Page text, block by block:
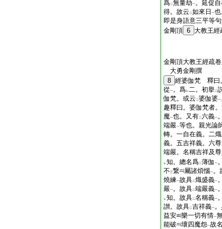
爲二無量劫一。延促
得。故云 二如來日 一
即是身語意三平等
金剛頂 6 大教王經
金剛頂大教王經疏
大勇金剛撰
8 經婆伽梵 釋曰
從一。爲レ二。初擧二
伽梵。或云 二婆伽婆一
趣釋曰。婆伽梵者
魔一也。又有二六義一
端嚴一等也。親光論
轉。一自在義。二
義。五吉祥義。六
端嚴。名稱吉祥及
レ知。總名爲二薄伽 一
不三繋 屬諸煩惱一。
燒練一故具二熾盛義一
嚴一。故具二端嚴義一
レ知。故具二名稱義一
讃。故具二吉祥義一
益安
樂一切有情一
能破
壞四魔怨一故